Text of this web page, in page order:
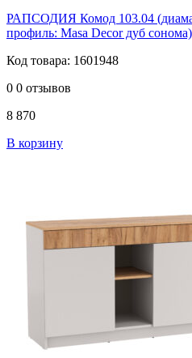
РАПСОДИЯ Комод 103.04
профиль: Masa Decor дуб сонома)
Код товара: 1601948
0 0 отзывов
8 870
В корзину